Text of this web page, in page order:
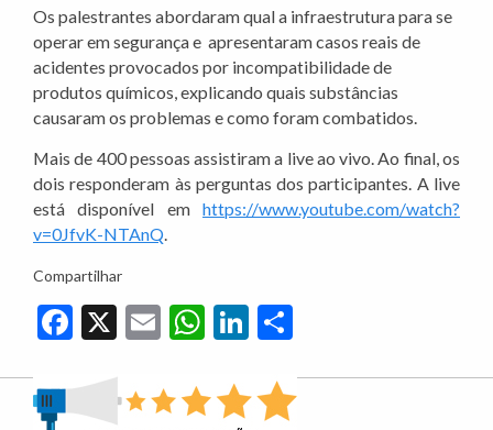
Os palestrantes abordaram qual a infraestrutura para se
operar em segurança e apresentaram casos reais de
acidentes provocados por incompatibilidade de
produtos químicos, explicando quais substâncias
causaram os problemas e como foram combatidos.
Mais de 400 pessoas assistiram a live ao vivo. Ao final, os
dois responderam às perguntas dos participantes. A live
está disponível em https://www.youtube.com/watch?
v=0JfvK-NTAnQ
Compartilhar
Facebook
X EmailWhatsApp
LinkedIn